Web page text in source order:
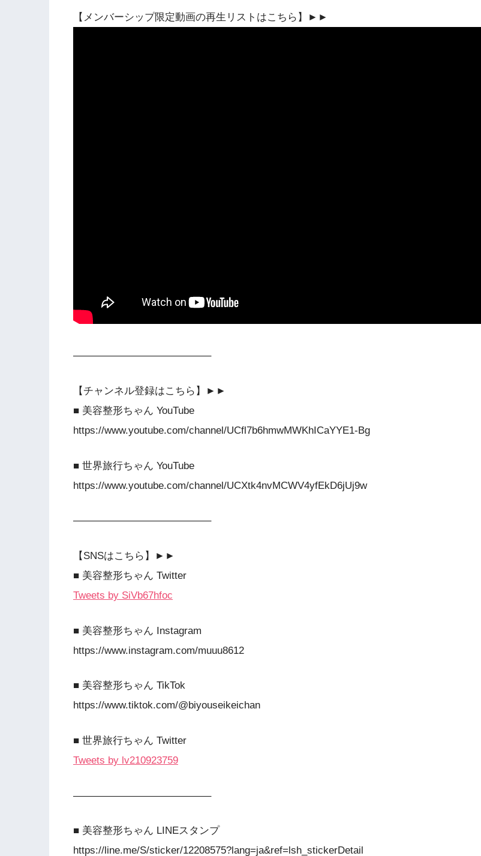
【メンバーシップ限定動画の再生リストはこちら】►►
—————————————–
【チャンネル登録はこちら】►►
■ 美容整形ちゃん YouTube
https://www.youtube.com/channel/UCfl7b6hmwMWKhICaYYE1-Bg
■ 世界旅行ちゃん YouTube
https://www.youtube.com/channel/UCXtk4nvMCWV4yfEkD6jUj9w
—————————————–
【SNSはこちら】►►
■ 美容整形ちゃん Twitter
Tweets by SiVb67hfoc
■ 美容整形ちゃん Instagram
https://www.instagram.com/muuu8612
■ 美容整形ちゃん TikTok
https://www.tiktok.com/@biyouseikeichan
■ 世界旅行ちゃん Twitter
Tweets by lv210923759
—————————————–
■ 美容整形ちゃん LINEスタンプ
https://line.me/S/sticker/12208575?lang=ja&ref=lsh_stickerDetail